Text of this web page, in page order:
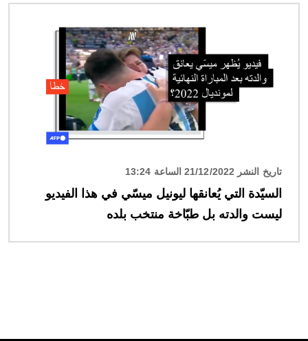
تاريخ النشر 21/12/2022 الساعة 13:24
السيّدة التي يُعانقها ليونيل ميسّي في هذا الفيديو
ليست والدته بل طبّاخة منتخب بلده